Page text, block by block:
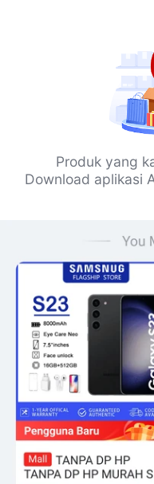
Produk yang
Download aplikasi